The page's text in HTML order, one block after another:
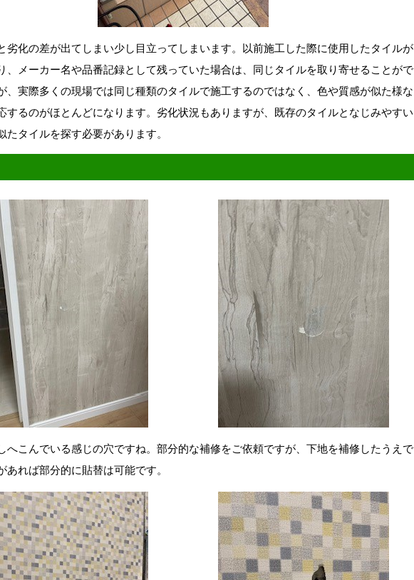
劣化の差が出てしまい少し目立ってしまいます。以前施工した際に使用したタイルが
、メーカー名や品番記録として残っていた場合は、同じタイルを取り寄せることがで
、実際多くの現場では同じ種類のタイルで施工するのではなく、色や質感が似た様な
するのがほとんどになります。劣化状況もありますが、既存のタイルとなじみやすい
たタイルを探す必要があります。
へこんでいる感じの穴ですね。部分的な補修をご依頼ですが、下地を補修したうえで
あれば部分的に貼替は可能です。